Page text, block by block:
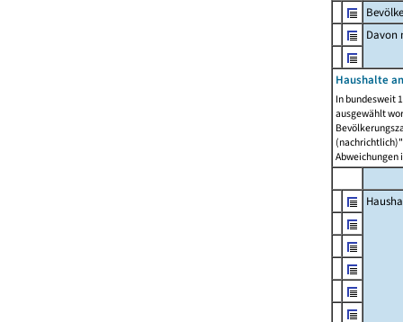
Davon
Haushalte
In bundesweit
ausgewählt
Abweichungen